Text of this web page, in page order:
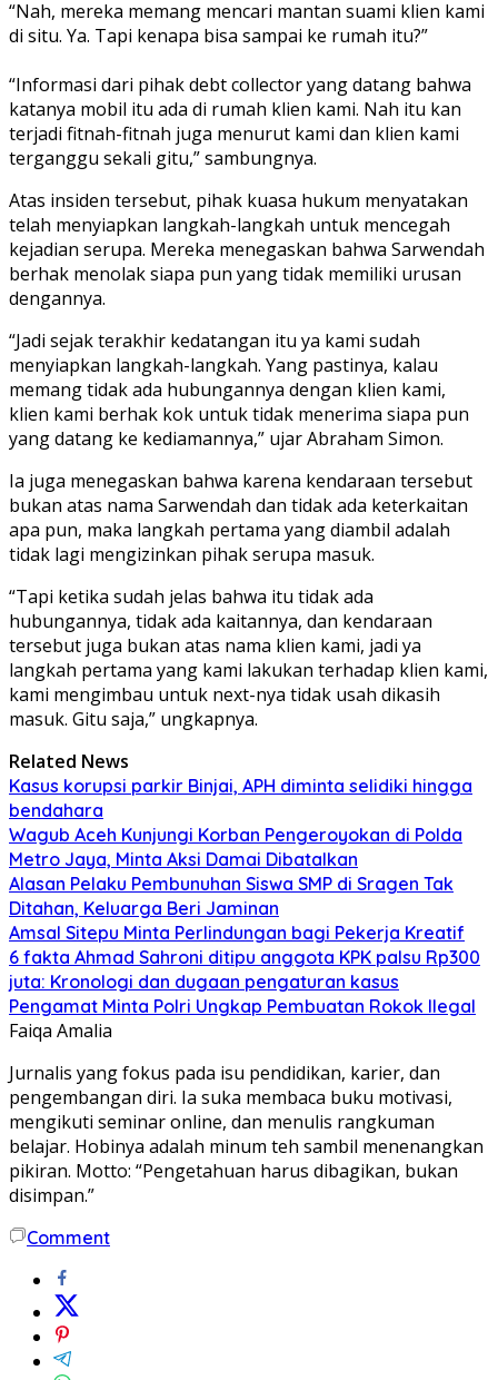
“Nah, mereka memang mencari mantan suami klien kami
di situ. Ya. Tapi kenapa bisa sampai ke rumah itu?”
“Informasi dari pihak debt collector yang datang bahwa
katanya mobil itu ada di rumah klien kami. Nah itu kan
terjadi fitnah-fitnah juga menurut kami dan klien kami
terganggu sekali gitu,” sambungnya.
Atas insiden tersebut, pihak kuasa hukum menyatakan
telah menyiapkan langkah-langkah untuk mencegah
kejadian serupa. Mereka menegaskan bahwa Sarwendah
berhak menolak siapa pun yang tidak memiliki urusan
dengannya.
“Jadi sejak terakhir kedatangan itu ya kami sudah
menyiapkan langkah-langkah. Yang pastinya, kalau
memang tidak ada hubungannya dengan klien kami,
klien kami berhak kok untuk tidak menerima siapa pun
yang datang ke kediamannya,” ujar Abraham Simon.
Ia juga menegaskan bahwa karena kendaraan tersebut
bukan atas nama Sarwendah dan tidak ada keterkaitan
apa pun, maka langkah pertama yang diambil adalah
tidak lagi mengizinkan pihak serupa masuk.
“Tapi ketika sudah jelas bahwa itu tidak ada
hubungannya, tidak ada kaitannya, dan kendaraan
tersebut juga bukan atas nama klien kami, jadi ya
langkah pertama yang kami lakukan terhadap klien kami,
kami mengimbau untuk next-nya tidak usah dikasih
masuk. Gitu saja,” ungkapnya.
Related News
Kasus korupsi parkir Binjai, APH diminta selidiki hingga
bendahara
Wagub Aceh Kunjungi Korban Pengeroyokan di Polda
Metro Jaya, Minta Aksi Damai Dibatalkan
Alasan Pelaku Pembunuhan Siswa SMP di Sragen Tak
Ditahan, Keluarga Beri Jaminan
Amsal Sitepu Minta Perlindungan bagi Pekerja Kreatif
6 fakta Ahmad Sahroni ditipu anggota KPK palsu Rp300
juta: Kronologi dan dugaan pengaturan kasus
Pengamat Minta Polri Ungkap Pembuatan Rokok Ilegal
Faiqa Amalia
Jurnalis yang fokus pada isu pendidikan, karier, dan
pengembangan diri. Ia suka membaca buku motivasi,
mengikuti seminar online, dan menulis rangkuman
belajar. Hobinya adalah minum teh sambil menenangkan
pikiran. Motto: “Pengetahuan harus dibagikan, bukan
disimpan.”
Comment